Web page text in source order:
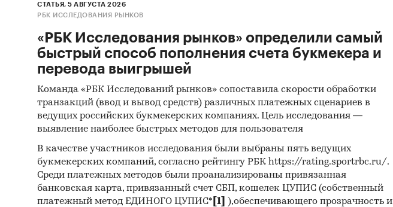
СТАТЬЯ, 5 АВГУСТА 2026
РБК ИССЛЕДОВАНИЯ РЫНКОВ
«РБК Исследования рынков» определили самый
быстрый способ пополнения счета букмекера и
перевода выигрышей
Команда «РБК Исследований рынков» сопоставила скорости обработки
транзакций (ввод и вывод средств) различных платежных сценариев в
ведущих российских букмекерских компаниях. Цель исследования —
выявление наиболее быстрых методов для пользователя
В качестве участников исследования были выбраны пять ведущих
букмекерских компаний, согласно рейтингу РБК https://rating.sportrbc.ru/.
Среди платежных методов были проанализированы привязанная
банковская карта, привязанный счет СБП, кошелек ЦУПИС (собственный
платежный метод ЕДИНОГО ЦУПИС* [1]
),обеспечивающего прозрачность и